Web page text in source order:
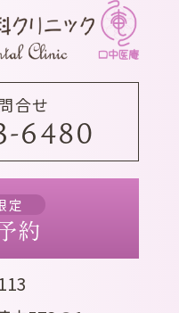
合せ
6480
定
約